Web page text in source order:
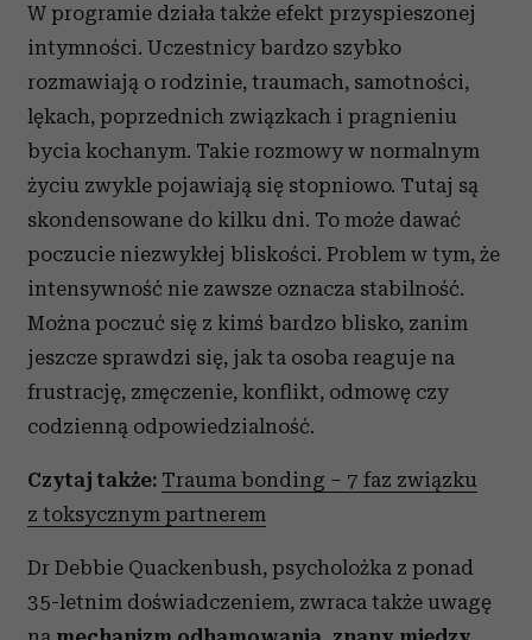
W programie działa także efekt przyspieszonej
intymności. Uczestnicy bardzo szybko
rozmawiają o rodzinie, traumach, samotności,
lękach, poprzednich związkach i pragnieniu
bycia kochanym. Takie rozmowy w normalnym
życiu zwykle pojawiają się stopniowo. Tutaj są
skondensowane do kilku dni. To może dawać
poczucie niezwykłej bliskości. Problem w tym, że
intensywność nie zawsze oznacza stabilność.
Można poczuć się z kimś bardzo blisko, zanim
jeszcze sprawdzi się, jak ta osoba reaguje na
frustrację, zmęczenie, konflikt, odmowę czy
codzienną odpowiedzialność.
Czytaj także: Trauma bonding – 7 faz związku
z toksycznym partnerem
Dr Debbie Quackenbush, psycholożka z ponad
35-letnim doświadczeniem, zwraca także uwagę